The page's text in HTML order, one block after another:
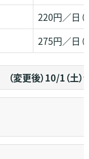
220円／日（
275円／日（
（変更後）10/1（土